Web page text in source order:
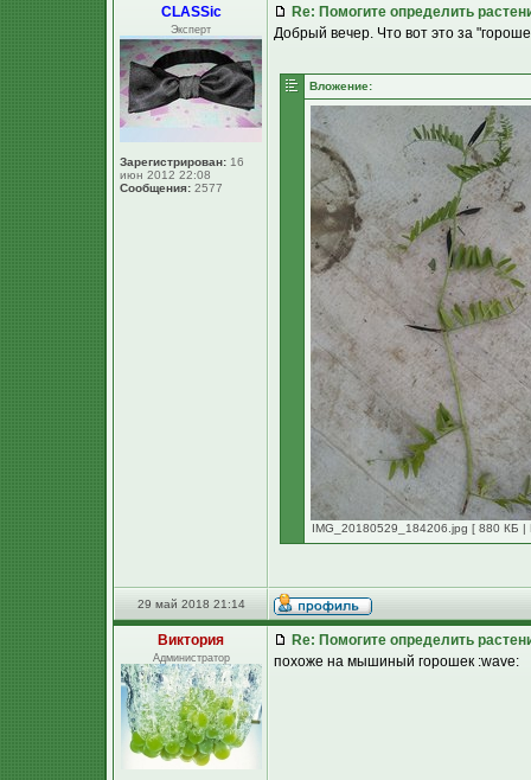
CLASSic
Эксперт
Зарегистрирован: 16
июн 2012 22:08
Сообщения: 2577
Re: Помогите определить
Добрый вечер. Что вот это за
Вложение:
IMG_20180529_184206.jpg [ 880 КБ |
29 май 2018 21:14
Виктория
Администратор
Re: Помогите определить
похоже на мышиный горошек :wave: